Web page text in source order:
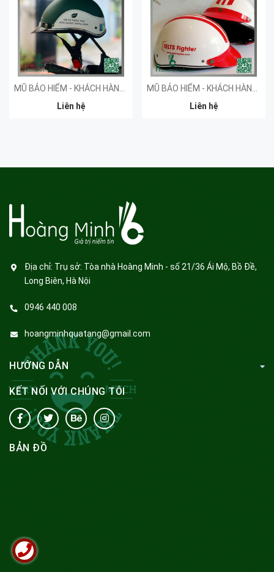
Liên hệ
Liên hệ
Địa chỉ: Trụ sở: Tòa nhà Hoàng Minh - số 21/36 Ái Mộ, Bồ Đề,
Long Biên, Hà Nội
0946 440 008
hoangminhquatang@gmail.com
HƯỚNG DẪN
KẾT NỐI VỚI CHÚNG TÔI
BẢN ĐỒ